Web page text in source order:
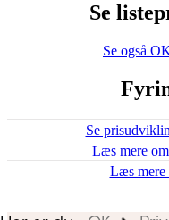
Se
Se også
Se
Læs mere
Læs